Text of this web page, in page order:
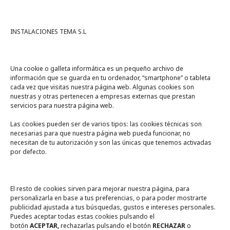
INSTALACIONES TEMA S.L
Una cookie o galleta informática es un pequeño archivo de
información que se guarda en tu ordenador, “smartphone” o tableta
cada vez que visitas nuestra página web. Algunas cookies son
nuestras y otras pertenecen a empresas externas que prestan
servicios para nuestra página web.
Las cookies pueden ser de varios tipos: las cookies técnicas son
necesarias para que nuestra página web pueda funcionar, no
necesitan de tu autorización y son las únicas que tenemos activadas
por defecto.
El resto de cookies sirven para mejorar nuestra página, para
personalizarla en base a tus preferencias, o para poder mostrarte
publicidad ajustada a tus búsquedas, gustos e intereses personales.
Puedes aceptar todas estas cookies pulsando el
botón ACEPTAR,rechazarlas pulsando el botón RECHAZARo
A un click
Tienda online Legal
Política de privacidad